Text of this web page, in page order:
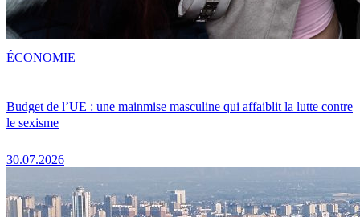
Budget de l’UE : une mainmise masculine qui affaiblit la lutte contre
le sexisme
30.07.2026
ÉCONOMIE